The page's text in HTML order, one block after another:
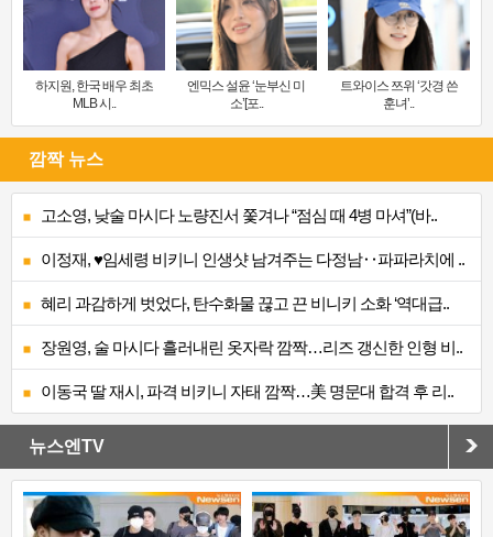
하지원, 한국 배우 최초
MLB 시..
엔믹스 설윤 ‘눈부신 미
소’[포..
트와이스 쯔위 ‘갓경 쓴
훈녀’..
깜짝 뉴스
고소영, 낮술 마시다 노량진서 쫓겨나 “점심 때 4병 마셔”(바..
이정재, ♥임세령 비키니 인생샷 남겨주는 다정남‥파파라치에 ..
혜리 과감하게 벗었다, 탄수화물 끊고 끈 비니키 소화 ‘역대급..
장원영, 술 마시다 흘러내린 옷자락 깜짝…리즈 갱신한 인형 비..
이동국 딸 재시, 파격 비키니 자태 깜짝…美 명문대 합격 후 리..
뉴스엔TV